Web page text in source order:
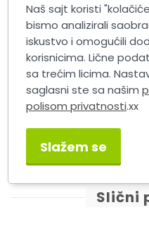
STP Čistač Dizel
Par.Filtera 200 ml
Slični
Naš sajt koristi
bismo analizirali
iskustvo i omogućili
korisnicima. Lične
sa trećim licima.
saglasni ste sa našim
polisom privatnosti.xx
Slažem se